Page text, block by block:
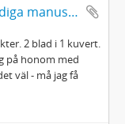
Carl Jonas Love Almqvist: Egenhändiga manuskript
2 blad i 1 kuvert.
på honom med
väl - må jag få